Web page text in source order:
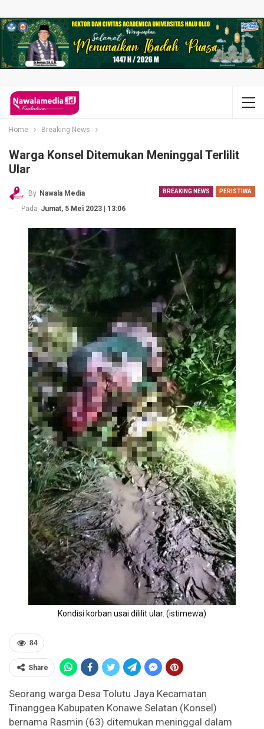
Home Breaking News
Warga Konsel Ditemukan Meninggal Terlilit
Ular
BREAKING NEWS PERISTIWA
By Nawala Media
Pada Jumat, 5 Mei 2023 | 13:06
Kondisi korban usai dililit ular. (istimewa)
84
Share
Seorang warga Desa Tolutu Jaya Kecamatan
Tinanggea Kabupaten Konawe Selatan (Konsel)
bernama Rasmin (63) ditemukan meninggal dalam